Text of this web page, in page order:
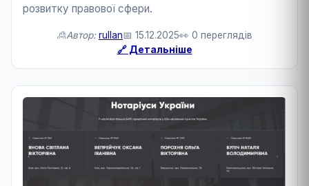
розвитку правової сфери.
🙎Автор: rullan📅 15.12.2025👀 0 переглядів
🔗 Детальніше